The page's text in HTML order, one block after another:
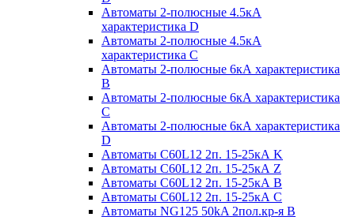
Автоматы 2-полюсные 4.5кА
характеристика D
Автоматы 2-полюсные 4.5кА
характеристика С
Автоматы 2-полюсные 6кА характеристика
B
Автоматы 2-полюсные 6кА характеристика
C
Автоматы 2-полюсные 6кА характеристика
D
Автоматы C60L12 2п. 15-25кА K
Автоматы C60L12 2п. 15-25кА Z
Автоматы C60L12 2п. 15-25кА B
Автоматы C60L12 2п. 15-25кА C
Автоматы NG125 50kA 2пол.кр-я B